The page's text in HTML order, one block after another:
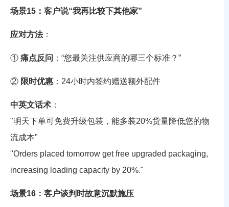
场景15：客户说“我再比较下其他家”
应对方法：
① 痛点反问 ：“您最关注供应商的哪三个标准？”
② 限时优惠 ：24小时内签约赠送额外配件
中英文话术 ：
"明天下单可免费升级包装，能多装20%货量降低您的物
流成本"
"Orders placed tomorrow get free upgraded packaging,
increasing loading capacity by 20%."
场景16：客户谈判时故意沉默施压